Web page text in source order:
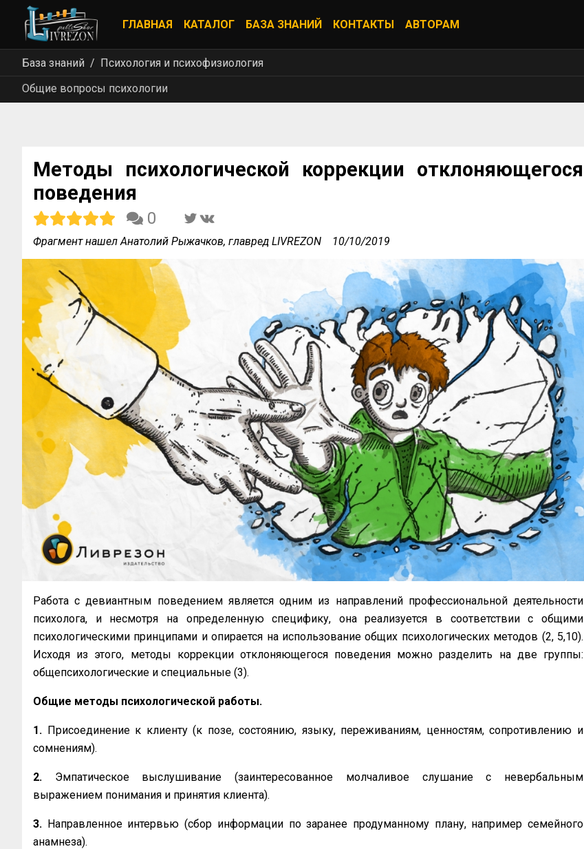
ГЛАВНАЯ КАТАЛОГ БАЗА ЗНАНИЙ КОНТАКТЫ АВТОРАМ
База знаний
Психология и психофизиология
Общие вопросы психологии
Методы психологической коррекции отклоняющегося
поведения
0
Фрагмент нашел Анатолий Рыжачков, главред LIVREZON 10/10/2019
Работа с девиантным поведением является одним из направлений профессиональной деятельности
психолога, и несмотря на определенную специфику, она реализуется в соответствии с общими
психологическими принципами и опирается на использование общих психологических методов (2, 5,10).
Исходя из этого, методы коррекции отклоняющегося поведения можно разделить на две группы:
общепсихологические и специальные (3).
Общие методы психологической работы.
1. Присоединение к клиенту (к позе, состоянию, языку, переживаниям, ценностям, сопротивлению и
сомнениям).
2. Эмпатическое выслушивание (заинтересованное молчаливое слушание с невербальным
выражением понимания и принятия клиента).
3. Направленное интервью (сбор информации по заранее продуманному плану, например семейного
анамнеза).